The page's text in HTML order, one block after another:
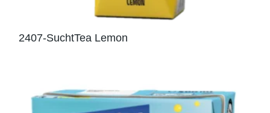
2407-SuchtTea Lemon